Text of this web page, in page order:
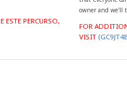
ESTE PERCURSO,
owner and we'll
FOR
VISIT